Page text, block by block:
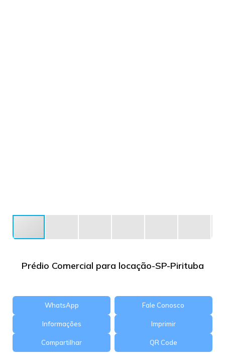
Prédio Comercial para locação-SP-Pirituba
WhatsApp Fale Conosco
Informações Imprimir
Compartilhar QR Code